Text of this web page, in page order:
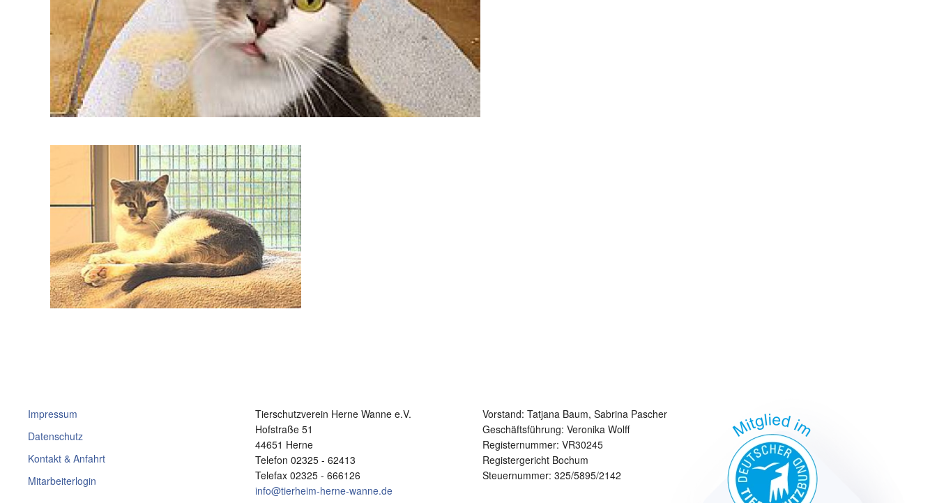
Impressum
Datenschutz
Kontakt & Anfahrt
Mitarbeiterlogin
Tierschutzverein Herne Wanne e.V.
Hofstraße 51
44651 Herne
Telefon 02325 - 62413
Telefax 02325 - 666126
info@tierheim-herne-wanne.de
Vorstand: Tatjana Baum, Sabrina Pascher
Geschäftsführung: Veronika Wolff
Registernummer: VR30245
Registergericht Bochum
Steuernummer: 325/5895/2142